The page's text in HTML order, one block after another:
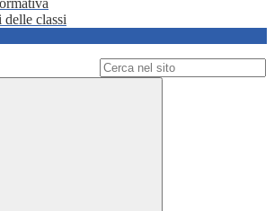
delle classi